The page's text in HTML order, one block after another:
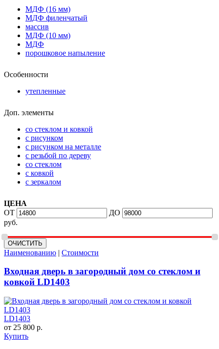
МДФ (16 мм)
МДФ филенчатый
массив
МДФ (10 мм)
МДФ
порошковое напыление
Особенности
утепленные
Доп. элементы
со стеклом и ковкой
с рисунком
с рисунком на металле
с резьбой по дереву
со стеклом
с ковкой
с зеркалом
ЦЕНА
ОТ
ДО
руб.
Наименованию | Стоимости
Входная дверь в загородный дом со стеклом и
ковкой LD1403
LD1403
от 25 800 р.
Купить